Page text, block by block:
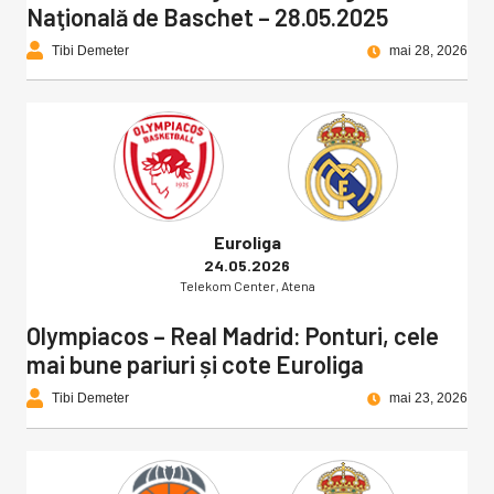
Naţională de Baschet – 28.05.2025
Tibi Demeter mai 28, 2026
Euroliga
24.05.2026
Telekom Center, Atena
Olympiacos – Real Madrid: Ponturi, cele
mai bune pariuri și cote Euroliga
Tibi Demeter mai 23, 2026